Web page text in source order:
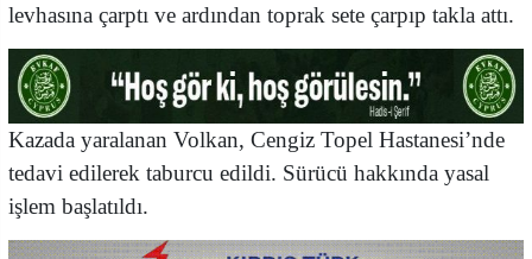
levhasına çarptı ve ardından toprak sete çarpıp takla attı.
Kazada yaralanan Volkan, Cengiz Topel Hastanesi’nde
tedavi edilerek taburcu edildi. Sürücü hakkında yasal
işlem başlatıldı.